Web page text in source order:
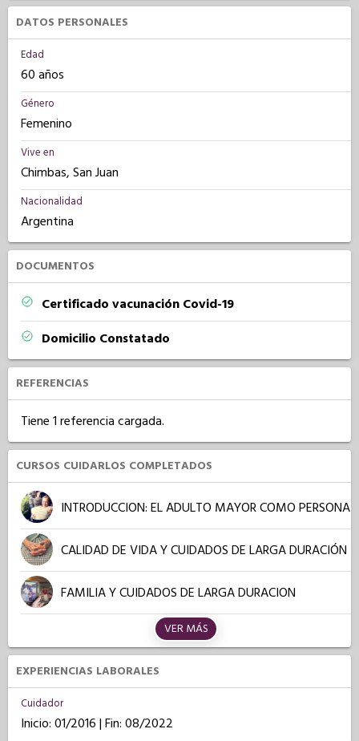
DATOS PERSONALES
Edad
60 años
Género
Femenino
Vive en
Chimbas, San Juan
Nacionalidad
Argentina
DOCUMENTOS
Certificado vacunación Covid-19
Domicilio Constatado
REFERENCIAS
Tiene 1 referencia cargada.
CURSOS CUIDARLOS COMPLETADOS
INTRODUCCION: EL ADULTO MAYOR COMO PERSONA
CALIDAD DE VIDA Y CUIDADOS DE LARGA DURACIÓN
FAMILIA Y CUIDADOS DE LARGA DURACION
VER MÁS
EXPERIENCIAS LABORALES
Cuidador
Inicio: 01/2016 | Fin: 08/2022